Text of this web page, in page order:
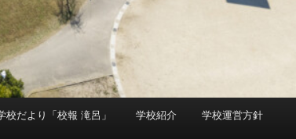
校だより「校報 滝呂」 学校紹介 学校運営方針